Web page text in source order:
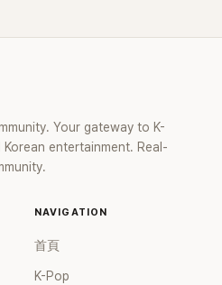
手交易網站上。 當時 Lovelyz
對於泄露途徑進行確認，判斷
進行調查。」此次 CLC 是否在
免引發粉絲們的擔憂。
Your gateway to K-
Korean entertainment. Real-
NAVIGATION
首頁
K-Pop